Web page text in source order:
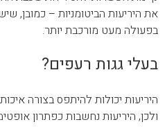
את היריעות הביטומניות – כמובן,
בפעולה מעט מורכבת יותר.
בעלי גגות רעפים?
היריעות יכולות להיתפס בצורה
ולכן, היריעות נחשבות כפתרון